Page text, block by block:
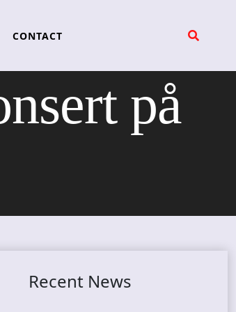
CONTACT
på
Recent News